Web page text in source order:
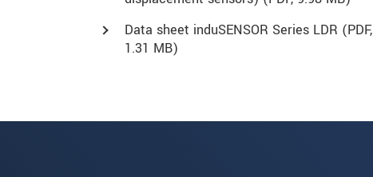
Data sheet induSENSOR Series LDR (PDF,
1.31 MB)